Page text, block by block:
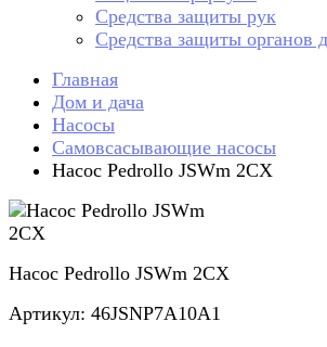
Средства защиты рук
Средства защиты органов
Главная
Дом и дача
Насосы
Самовсасывающие насосы
Насос Pedrollo JSWm 2CX
Насос Pedrollo JSWm 2CX
Артикул: 46JSNP7A10A1